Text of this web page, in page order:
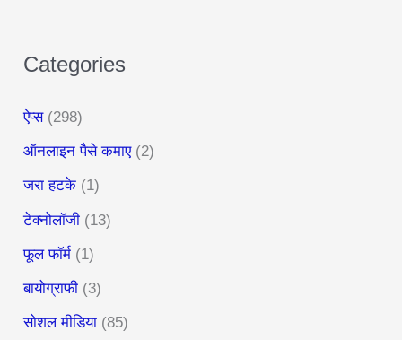
Categories
ऐप्स(298)
ऑनलाइन पैसे कमाए(2)
जरा हटके (1)
टेक्नोलॉजी (13)
फूल फॉर्म (1)
बायोग्राफी (3)
सोशल मीडिया (85)